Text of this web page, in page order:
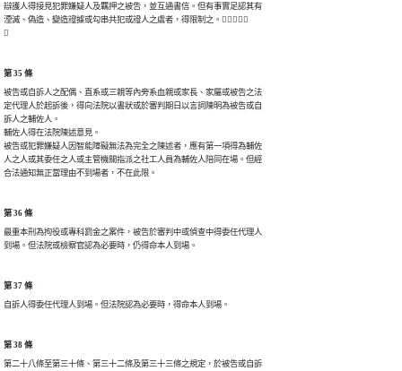
辯護人得接見犯罪嫌疑人及羈押之被告，並互通書信。但有事實足認其有
湮滅、偽造、變造證據或勾串共犯或證人之虞者，得限制之。

第 35 條
被告或自訴人之配偶、直系或三親等內旁系血親或家長、家屬或被告之法
定代理人於起訴後，得向法院以書狀或於審判期日以言詞陳明為被告或自
訴人之輔佐人。
輔佐人得在法院陳述意見。
被告或犯罪嫌疑人因智能障礙無法為完全之陳述者，應有第一項得為輔佐
人之人或其委任之人或主管機關指派之社工人員為輔佐人陪同在場。但經
合法通知無正當理由不到場者，不在此限。
第 36 條
最重本刑為拘役或專科罰金之案件，被告於審判中或偵查中得委任代理人
到場。但法院或檢察官認為必要時，仍得命本人到場。
第 37 條
自訴人得委任代理人到場。但法院認為必要時，得命本人到場。
第 38 條
第二十八條至第三十條、第三十二條及第三十三條之規定，於被告或自訴